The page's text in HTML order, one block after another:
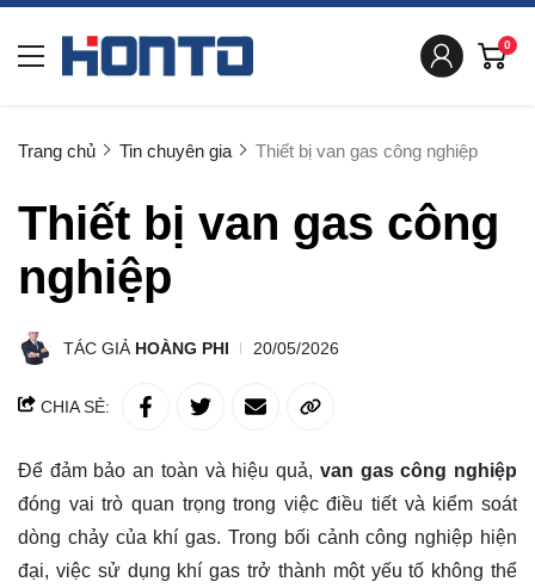
0
Trang chủ Tin chuyên gia Thiết bị van gas công nghiệp
Thiết bị van gas công
nghiệp
TÁC GIẢ HOÀNG PHI 20/05/2026
CHIA SẺ:
Để đảm bảo an toàn và hiệu quả, van gas công nghiệp
đóng vai trò quan trọng trong việc điều tiết và kiểm soát
dòng chảy của khí gas. Trong bối cảnh công nghiệp hiện
đại, việc sử dụng khí gas trở thành một yếu tố không thể